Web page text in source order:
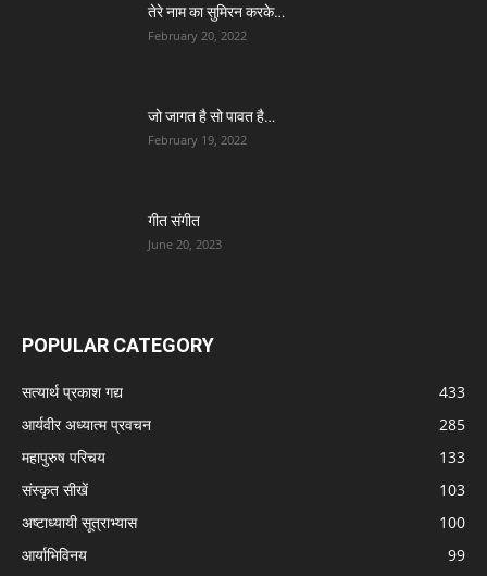
तेरे नाम का सुमिरन करके…
February 20, 2022
जो जागत है सो पावत है…
February 19, 2022
गीत संगीत
June 20, 2023
POPULAR CATEGORY
सत्यार्थ प्रकाश गद्य
433
आर्यवीर अध्यात्म प्रवचन
285
महापुरुष परिचय
133
संस्कृत सीखें
103
अष्टाध्यायी सूत्राभ्यास
100
आर्याभिविनय
99